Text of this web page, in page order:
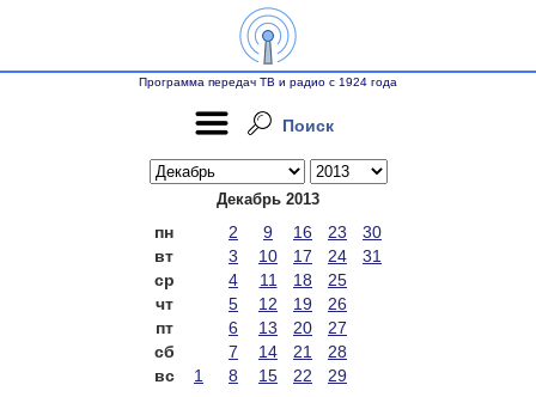
Программа передач ТВ и радио с 1924 года
Поиск
Декабрь 2013
пн 2 9 16 23
30
вт
3 10 17 24
31
ср
4 11 18
25
чт
5 12 19
26
пт
6 13 20
27
сб
7 14 21
28
вс
1 8 15 22 29